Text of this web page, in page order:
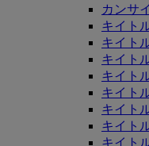
カンサ
キイト
キイト
キイト
キイト
キイト
キイト
キイト
キイト